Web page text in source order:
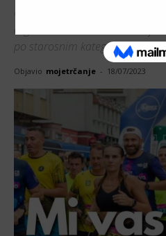
organizirat će se utrke za
po starosnim kategorijama.
Objavio mojetrčanje - 18/07/2023